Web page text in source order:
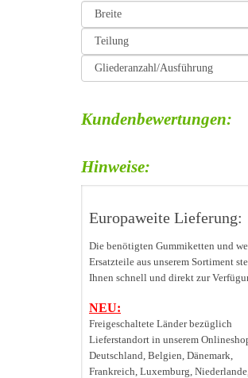
Kundenbewertungen:
Hinweise:
Europaweite Lieferung:
Die benötigten Gummiketten und
Ersatzteile aus unserem Sortiment
Ihnen schnell und direkt zur
NEU:
Freigeschaltete Länder bezüglich
Lieferstandort in unserem
Deutschland, Belgien, Dänemark,
Frankreich, Luxemburg,